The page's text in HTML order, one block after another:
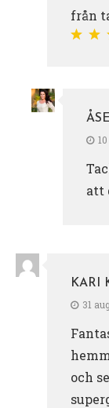
från
ÅSE
att
KARI
31
och